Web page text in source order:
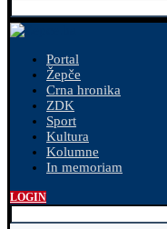
Portal
Žepče
Crna hronika
ZDK
Sport
Kultura
Kolumne
In memoriam
LOGIN